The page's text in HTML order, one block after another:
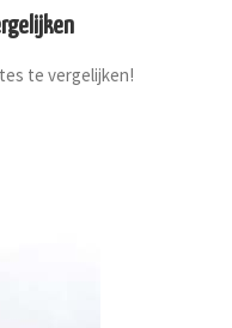
te vergelijken!